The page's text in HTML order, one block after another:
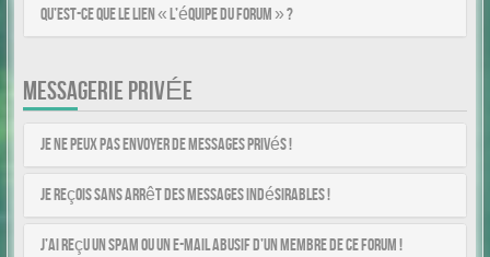
Qu’est-ce que le lien « L’équipe du forum » ?
MESSAGERIE PRIVÉE
Je ne peux pas envoyer de messages privés !
Je reçois sans arrêt des messages indésirables !
J’ai reçu un spam ou un e-mail abusif d’un membre de ce forum !